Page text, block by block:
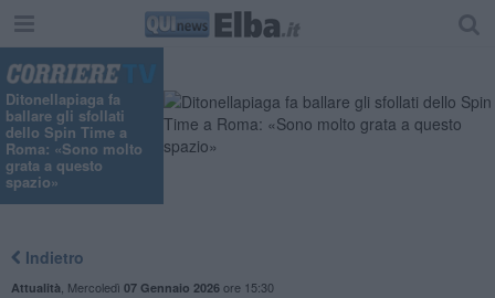
Ditonellapiaga fa
ballare gli sfollati
dello Spin Time a
Roma: «Sono molto
grata a questo
spazio»
Indietro
Attualità Mercoledì 07 Gennaio 2026ore 15:30